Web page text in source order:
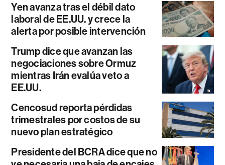
Yen avanza tras el débil dato
laboral de EE.UU. y crece la
alerta por posible intervención
Trump dice que avanzan las
negociaciones sobre Ormuz
mientras Irán evalúa veto a
EE.UU.
Cencosud reporta pérdidas
trimestrales por costos de su
nuevo plan estratégico
Presidente del BCRA dice que no